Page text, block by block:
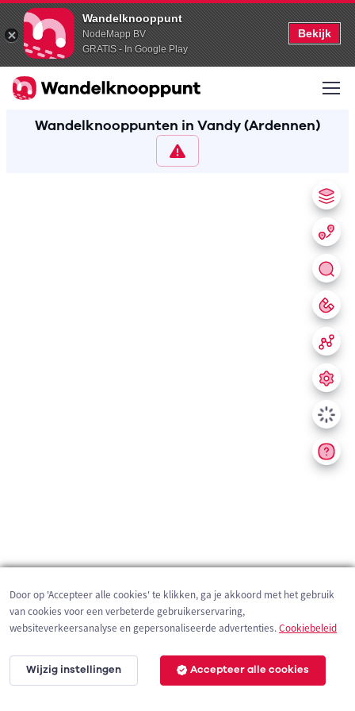
Wandelknooppunt
NodeMapp BV
GRATIS - In Google Play
Bekijk
Wandelknooppunten in Vandy (Ardennen)
200 m
Door op 'Accepteer alle cookies' te klikken, ga je akkoord met het gebruik
van cookies voor een verbeterde gebruikerservaring,
websiteverkeersanalyse en gepersonaliseerde advertenties.Cookiebeleid
Wijzig instellingen Accepteer alle cookies